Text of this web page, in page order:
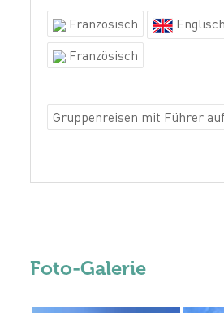
Französisch
Englisch
Französisch
Gruppenreisen mit Führer
Foto-Galerie